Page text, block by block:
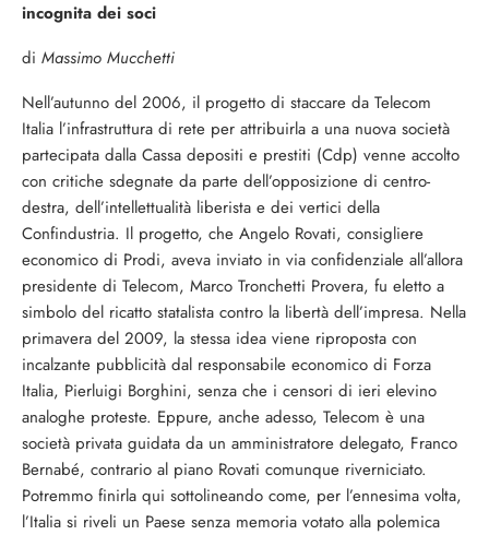
incognita dei soci
di Massimo Mucchetti
Nell’autunno del 2006, il progetto di staccare da Telecom
Italia l’infrastruttura di rete per attribuirla a una nuova società
partecipata dalla Cassa depositi e prestiti (Cdp) venne accolto
con critiche sdegnate da parte dell’opposizione di centro-
destra, dell’intellettualità liberista e dei vertici della
Confindustria. Il progetto, che Angelo Rovati, consigliere
economico di Prodi, aveva inviato in via confidenziale all’allora
presidente di Telecom, Marco Tronchetti Provera, fu eletto a
simbolo del ricatto statalista contro la libertà dell’impresa. Nella
primavera del 2009, la stessa idea viene riproposta con
incalzante pubblicità dal responsabile economico di Forza
Italia, Pierluigi Borghini, senza che i censori di ieri elevino
analoghe proteste. Eppure, anche adesso, Telecom è una
società privata guidata da un amministratore delegato, Franco
Bernabé, contrario al piano Rovati comunque riverniciato.
Potremmo finirla qui sottolineando come, per l’ennesima volta,
l’Italia si riveli un Paese senza memoria votato alla polemica